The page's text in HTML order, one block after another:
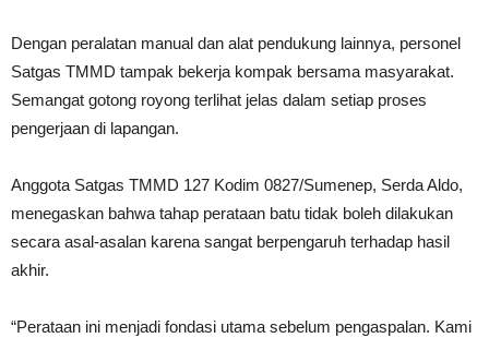
Dengan peralatan manual dan alat pendukung lainnya, personel
Satgas TMMD tampak bekerja kompak bersama masyarakat.
Semangat gotong royong terlihat jelas dalam setiap proses
pengerjaan di lapangan.
Anggota Satgas TMMD 127 Kodim 0827/Sumenep, Serda Aldo,
menegaskan bahwa tahap perataan batu tidak boleh dilakukan
secara asal-asalan karena sangat berpengaruh terhadap hasil
akhir.
“Perataan ini menjadi fondasi utama sebelum pengaspalan. Kami